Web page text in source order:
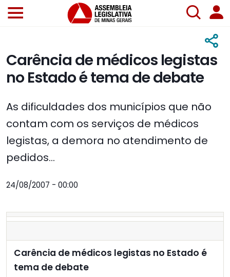
Carência de médicos legistas
no Estado é tema de debate
As dificuldades dos municípios que não
contam com os serviços de médicos
legistas, a demora no atendimento de
pedidos...
24/08/2007 - 00:00
Carência de médicos legistas no Estado é
tema de debate